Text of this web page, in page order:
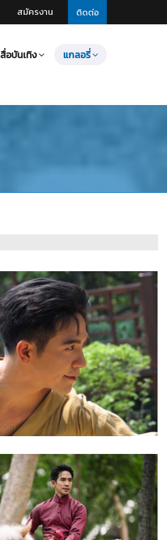
ติดต่อ
สมัครงาน
สื่อบันเทิง แกลอรี่